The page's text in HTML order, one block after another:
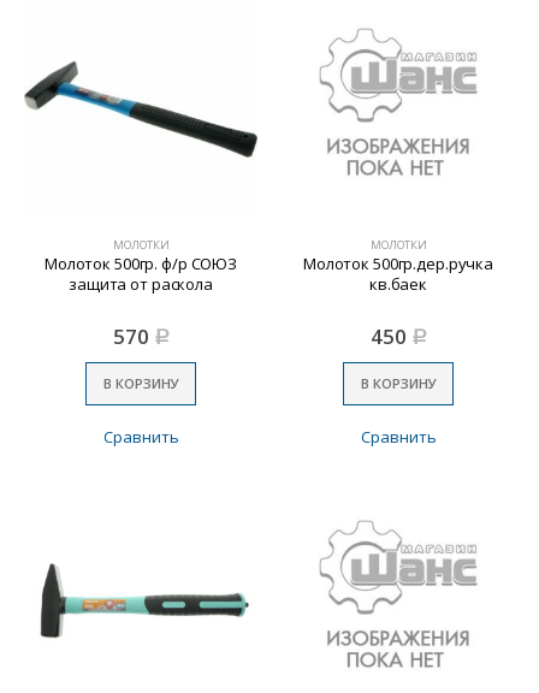
МОЛОТКИ
Молоток 500гр. ф/р СОЮЗ
защита от раскола
570 Р
В КОРЗИНУ
Сравнить
МОЛОТКИ
Молоток 500гр.дер.ручка
кв.баек
450 Р
В КОРЗИНУ
Сравнить